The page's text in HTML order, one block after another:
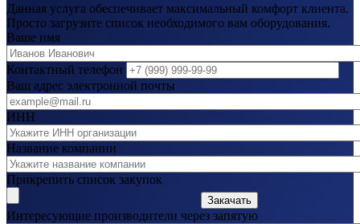
Данная услуга обеспечивает максимальный комфорт клиента.
Просто загрузите список необходимого вам оборудования.
Ваше имя
Контактный телефон
Ваш адрес электронной почты
ИНН
Название компании
Прикрепить список закупок
Закачать
Интересующие производители через запятую